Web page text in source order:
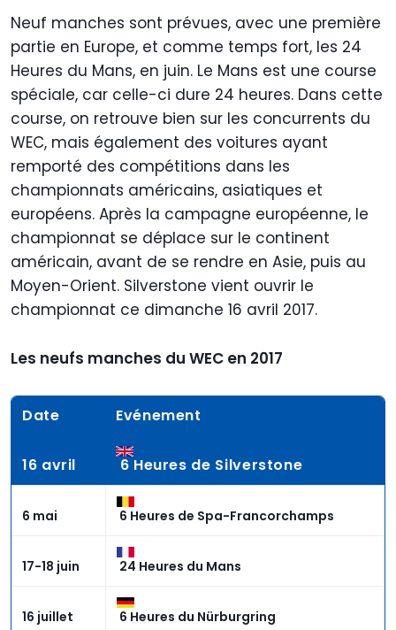
Neuf manches sont prévues, avec une première
partie en Europe, et comme temps fort, les 24
Heures du Mans, en juin. Le Mans est une course
spéciale, car celle-ci dure 24 heures. Dans cette
course, on retrouve bien sur les concurrents du
WEC, mais également des voitures ayant
remporté des compétitions dans les
championnats américains, asiatiques et
européens. Après la campagne européenne, le
championnat se déplace sur le continent
américain, avant de se rendre en Asie, puis au
Moyen-Orient. Silverstone vient ouvrir le
championnat ce dimanche 16 avril 2017.
Les neufs manches du WEC en 2017
Date Evénement
16 avril 6 Heures de Silverstone
6 mai 6 Heures de Spa-Francorchamps
17-18 juin 24 Heures du Mans
16 juillet 6 Heures du Nürburgring